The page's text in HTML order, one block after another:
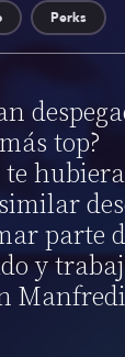
Perks
top?
te hubiera
parte
y